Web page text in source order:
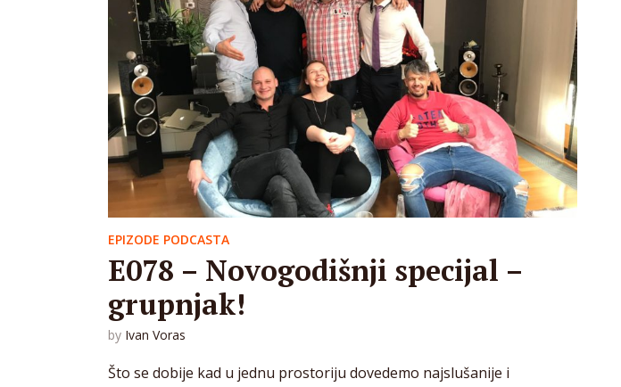
EPIZODE PODCASTA
E078 – Novogodišnji specijal –
grupnjak!
by Ivan Voras
Što se dobije kad u jednu prostoriju dovedemo najslušanije i